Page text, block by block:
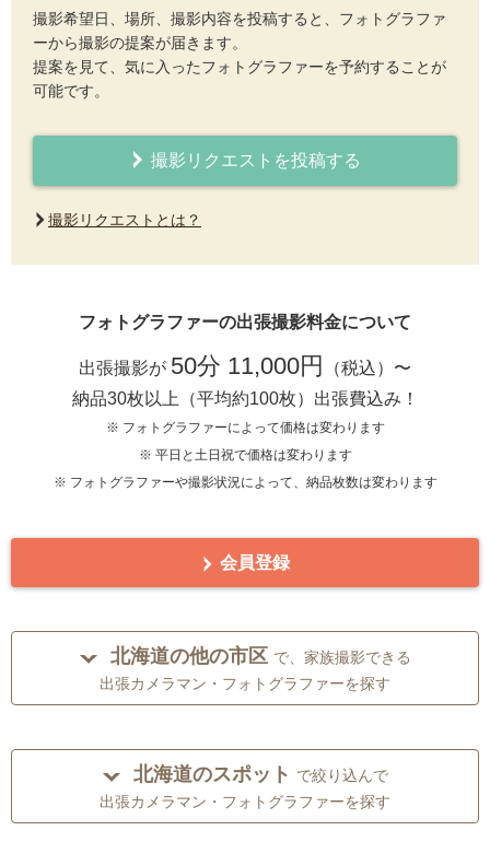
撮影希望日、場所、撮影内容を投稿すると、フォトグラファ
ーから撮影の提案が届きます。
提案を見て、気に入ったフォトグラファーを予約することが
可能です。
撮影リクエストを投稿する
撮影リクエストとは？
フォトグラファーの出張撮影料金について
出張撮影が 50分 11,000円
（税込）〜
納品30枚以上（平均約100枚）出張費込み！
※ フォトグラファーによって価格は変わります
※ 平日と土日祝で価格は変わります
※ フォトグラファーや撮影状況によって、納品枚数は変わります
会員登録
北海道の他の市区 で、家族撮影できる
出張カメラマン・フォトグラファーを探す
北海道のスポット で絞り込んで
出張カメラマン・フォトグラファーを探す